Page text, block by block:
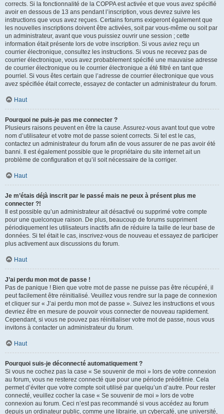
corrects. Si la fonctionnalité de la COPPA est activée et que vous avez spécifié
avoir en dessous de 13 ans pendant l’inscription, vous devrez suivre les
instructions que vous avez reçues. Certains forums exigeront également que
les nouvelles inscriptions doivent être activées, soit par vous-même ou soit par
un administrateur, avant que vous puissiez ouvrir une session ; cette
information était présente lors de votre inscription. Si vous aviez reçu un
courrier électronique, consultez les instructions. Si vous ne recevez pas de
courrier électronique, vous avez probablement spécifié une mauvaise adresse
de courrier électronique ou le courrier électronique a été filtré en tant que
pourriel. Si vous êtes certain que l’adresse de courrier électronique que vous
avez spécifiée était correcte, essayez de contacter un administrateur du forum.
Haut
Pourquoi ne puis-je pas me connecter ?
Plusieurs raisons peuvent en être la cause. Assurez-vous avant tout que votre
nom d’utilisateur et votre mot de passe soient corrects. Si tel est le cas,
contactez un administrateur du forum afin de vous assurer de ne pas avoir été
banni. Il est également possible que le propriétaire du site internet ait un
problème de configuration et qu’il soit nécessaire de la corriger.
Haut
Je m’étais déjà inscrit par le passé mais ne peux à présent plus me
connecter ?!
Il est possible qu’un administrateur ait désactivé ou supprimé votre compte
pour une quelconque raison. De plus, beaucoup de forums suppriment
périodiquement les utilisateurs inactifs afin de réduire la taille de leur base de
données. Si tel était le cas, inscrivez-vous de nouveau et essayez de participer
plus activement aux discussions du forum.
Haut
J’ai perdu mon mot de passe !
Pas de panique ! Bien que votre mot de passe ne puisse pas être récupéré, il
peut facilement être réinitialisé. Veuillez vous rendre sur la page de connexion
et cliquer sur « J’ai perdu mon mot de passe ». Suivez les instructions et vous
devriez être en mesure de pouvoir vous connecter de nouveau rapidement.
Cependant, si vous ne pouvez pas réinitialiser votre mot de passe, nous vous
invitons à contacter un administrateur du forum.
Haut
Pourquoi suis-je déconnecté automatiquement ?
Si vous ne cochez pas la case « Se souvenir de moi » lors de votre connexion
au forum, vous ne resterez connecté que pour une période prédéfinie. Cela
permet d’éviter que votre compte soit utilisé par quelqu’un d’autre. Pour rester
connecté, veuillez cocher la case « Se souvenir de moi » lors de votre
connexion au forum. Ceci n’est pas recommandé si vous accédez au forum
depuis un ordinateur public, comme une librairie, un cybercafé, une université,